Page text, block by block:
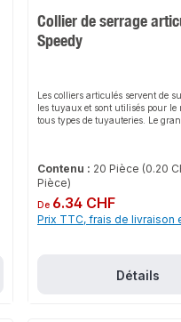
Collier de serrage
Speedy
Les colliers articulés servent de
les tuyaux et sont utilisés pour le
tous types de tuyauteries. Le
montage simple et rapide et
ajustement sûr des tuyaux sans
collier articulé Speedy est sans
présente aucun risque pour la
types de tuyaux, comme les
en cuivre et en plastique.Un
Contenu : 20 Pièce (0.20
Pièce)
Prix régulier :
De 6.34 CHF
Prix TTC, frais de livraison
Détails